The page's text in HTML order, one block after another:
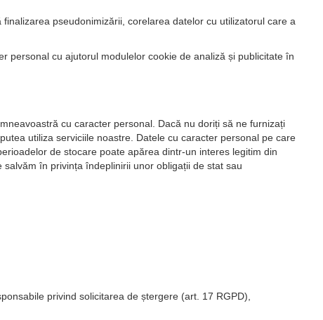
pseudonimizării, corelarea datelor cu utilizatorul care a
personal cu ajutorul modulelor cookie de analiză și publicitate în
cu caracter personal. Dacă nu doriți să ne furnizați
utiliza serviciile noastre. Datele cu caracter personal pe care
de stocare poate apărea dintr-un interes legitim din
în privința îndeplinirii unor obligații de stat sau
privind solicitarea de ștergere (art. 17 RGPD),